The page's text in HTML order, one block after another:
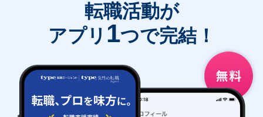
転職活動が
アプリ 1つで完結！